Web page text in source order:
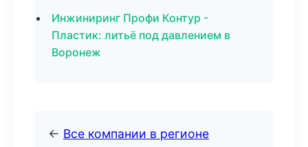
Инжиниринг Профи Контур -
Пластик: литьё под давлением в
Воронеж
← Все компании в регионе